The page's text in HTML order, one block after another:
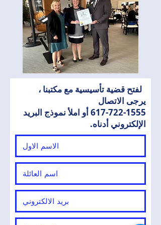
لفتح قضية تأسيسية مع مكتبنا ،
يرجى الاتصال
617-722-1555أو املأ نموذج البريد
الإلكتروني أدناه.